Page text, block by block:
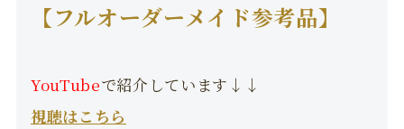
【フルオーダーメイド参考品】
YouTubeで紹介しています↓↓
視聴はこちら